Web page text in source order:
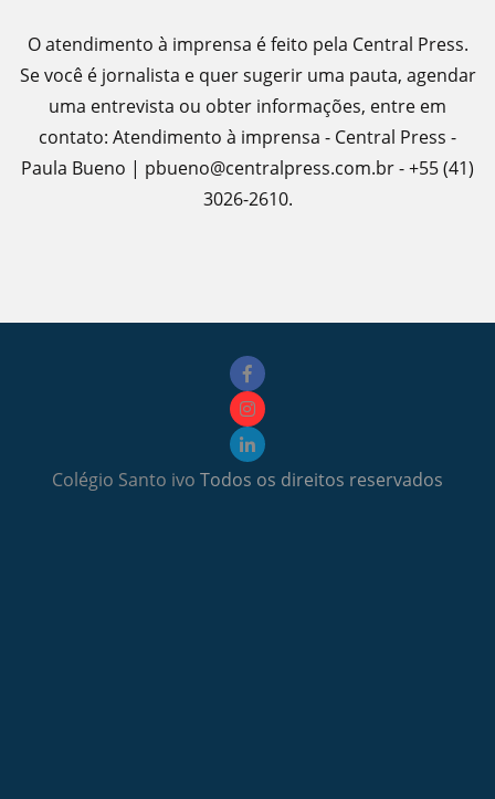
O atendimento à imprensa é feito pela Central Press.
Se você é jornalista e quer sugerir uma pauta, agendar
uma entrevista ou obter informações, entre em
contato: Atendimento à imprensa - Central Press -
Paula Bueno | pbueno@centralpress.com.br - +55 (41)
3026-2610.
Colégio Santo ivo Todos os direitos reservados